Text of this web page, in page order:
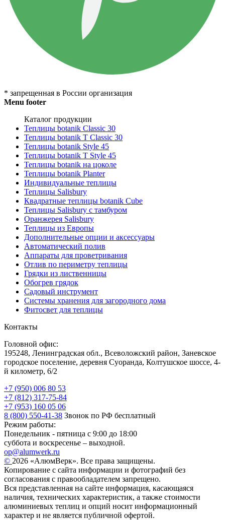
* запрещенная в России организация
Menu footer
Каталог продукции
Теплицы botanik Classic 30
Теплицы botanik T Classic 30
Теплицы botanik Style 45
Теплицы botanik Т Style 45
Теплицы botanik на цоколе
Теплицы botanik Planter
Индивидуальные теплицы
Теплицы Salisbury
Квадратные теплицы botanik Cube
Теплицы Salisbury с тамбуром
Оранжерея Salisbury
Теплицы из Европы
Дополнительные опции и аксессуары
Автоматический полив
Аппараты для проветривания
Отлив по периметру теплицы
Грядки из лиственницы
Обогрев грядок
Садовый инструмент
Системы хранения для загородного дома
Фитосвет для теплицы
Контакты
Головной офис:
195248, Ленинградская обл., Всеволожский район, Заневское
городское поселение, деревня Суоранда, Колтушское шоссе, 4-
й километр, 6/2
+7 (950) 006 80 53
+7 (812) 317-75-84
+7 (953) 160 05 06
8 (800) 550-41-38 Звонок по РФ бесплатный
Режим работы:
Понедельник - пятница с 9:00 до 18:00
суббота и воскресенье – выходной.
op@alumwerk.ru
© 2026 «АлюмВерк». Все права защищены.
Копирование с сайта информации и фотографий без
согласования с правообладателем запрещено.
Вся представленная на сайте информация, касающаяся
наличия, технических характеристик, а также стоимости
алюминиевых теплиц и опций носит информационный
характер и не является публичной офертой.